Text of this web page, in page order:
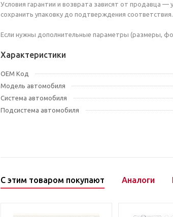
Условия гарантии и возврата зависят от продавца
сохранить упаковку до подтверждения соответствия.
Если нужны дополнительные параметры (размеры,
Характеристики
OEM Код
Модель автомобиля
Система автомобиля
Подсистема автомобиля
С этим товаром покупают Аналоги